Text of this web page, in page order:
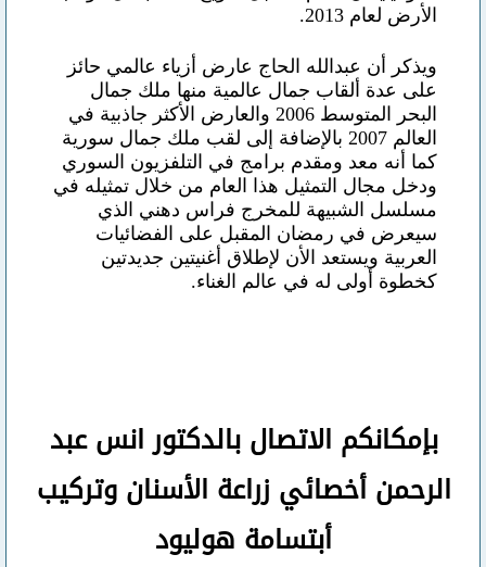
الأرض لعام 2013.
ويذكر أن عبدالله الحاج عارض أزياء عالمي حائز
على عدة ألقاب جمال عالمية منها ملك جمال
البحر المتوسط 2006 والعارض الأكثر جاذبية في
العالم 2007 بالإضافة إلى لقب ملك جمال سورية
كما أنه معد ومقدم برامج في التلفزيون السوري
ودخل مجال التمثيل هذا العام من خلال تمثيله في
مسلسل الشبيهة للمخرج فراس دهني الذي
سيعرض في رمضان المقبل على الفضائيات
العربية ويستعد الأن لإطلاق أغنيتين جديدتين
كخطوة أولى له في عالم الغناء.
بإمكانكم الاتصال بالدكتور انس عبد
الرحمنأخصائي زراعة الأسنان وتركيب
أبتسامة هوليود